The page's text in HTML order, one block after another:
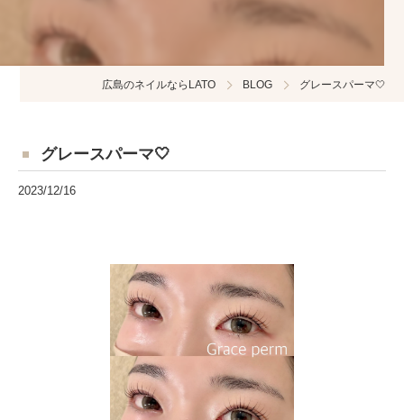
広島のネイルならLATO BLOG グレースパーマ🤍
グレースパーマ🤍
2023/12/16